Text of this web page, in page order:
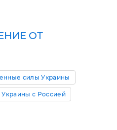
ОТ
силы Украины
Украины с Россией